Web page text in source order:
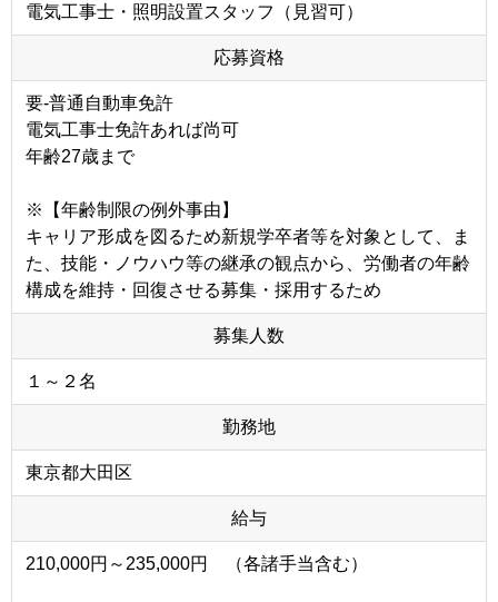
電気工事士・照明設置スタッフ（見習可）
応募資格
要-普通自動車免許
電気工事士免許あれば尚可
年齢27歳まで
※【年齢制限の例外事由】
キャリア形成を図るため新規学卒者等を対象として、ま
た、技能・ノウハウ等の継承の観点から、労働者の年齢
構成を維持・回復させる募集・採用するため
募集人数
１～２名
勤務地
東京都大田区
給与
210,000円～235,000円 （各諸手当含む）